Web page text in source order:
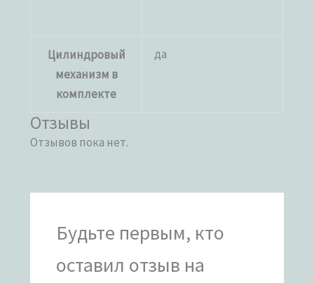
Цилиндровый
механизм в
комплекте
да
Отзывы
Отзывов пока нет.
Будьте первым, кто
оставил отзыв на